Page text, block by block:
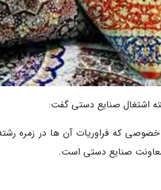
اشتغال صنایع دستی گفت:
که فراوریات آن ها در زمره
صنایع دستی است.